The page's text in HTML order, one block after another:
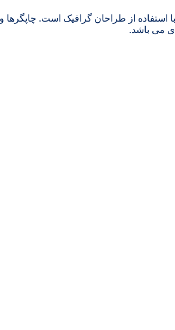
استفاده از طراحان گرافیک است.
می باشد.